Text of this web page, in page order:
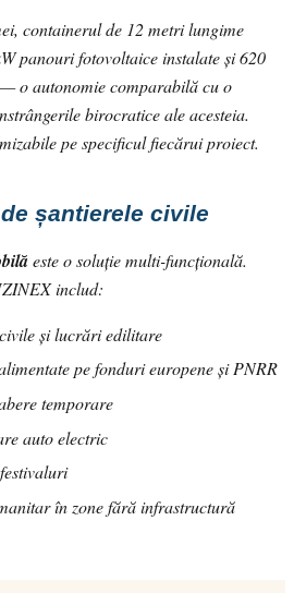
containerul de 12 metri lungime
panouri fotovoltaice instalate și 620
o autonomie comparabilă cu o
birocratice ale acesteia.
pe specificul fiecărui proiect.
șantierele civile
este o soluție multi-funcțională.
includ:
și lucrări edilitare
pe fonduri europene și PNRR
temporare
auto electric
în zone fără infrastructură